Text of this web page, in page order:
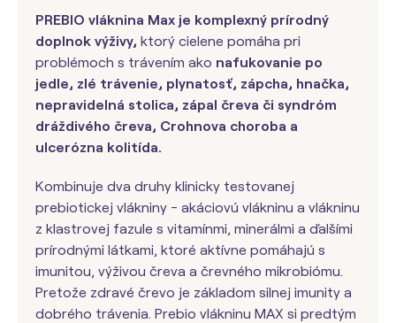
PREBIO vláknina Max je komplexný prírodný
doplnok výživy, ktorý cielene pomáha pri
problémoch s trávením ako nafukovanie po
jedle, zlé trávenie, plynatosť, zápcha, hnačka,
nepravidelná stolica, zápal čreva či syndróm
dráždivého čreva, Crohnova choroba a
ulcerózna kolitída.
Kombinuje dva druhy klinicky testovanej
prebiotickej vlákniny - akáciovú vlákninu a vlákninu
z klastrovej fazule s vitamínmi, minerálmi a ďalšími
prírodnými látkami, ktoré aktívne pomáhajú s
imunitou, výživou čreva a črevného mikrobiómu.
Pretože zdravé črevo je základom silnej imunity a
dobrého trávenia. Prebio vlákninu MAX si predtým